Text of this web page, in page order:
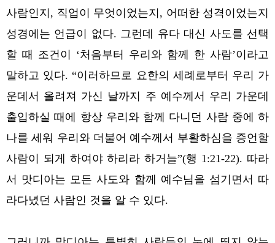
사람인지, 직업이 무엇이었는지, 어떠한 성격이었는지
성경에는 언급이 없다. 그런데 유다 대신 사도를 선택
할 때 조건이 ‘처음부터 우리와 함께 한 사람’이라고
말하고 있다. “이러하므로 요한의 세례로부터 우리 가
운데서 올려져 가신 날까지 주 예수께서 우리 가운데
출입하실 때에 항상 우리와 함께 다니던 사람 중에 하
나를 세워 우리와 더불어 예수께서 부활하심을 증언할
사람이 되게 하여야 하리라 하거늘”(행 1:21-22). 따라
서 맛디아는 모든 사도와 함께 예수님을 섬기면서 따
라다녔던 사람인 것을 알 수 있다.